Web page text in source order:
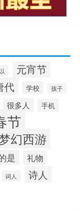
元宵节
代 学校 孩子
很多人 手机
节
幻西游
是
礼物
词人 诗人